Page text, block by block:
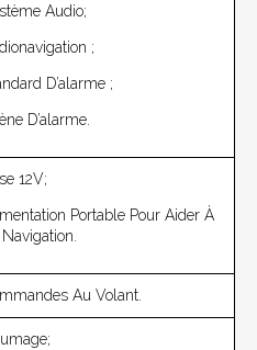
Audio;
;
D’alarme ;
D’alarme.
12V;
Portable Pour Aider À
Navigation.
Au Volant.